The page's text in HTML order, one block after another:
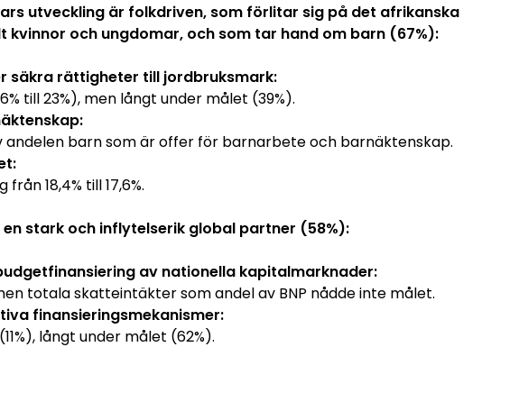
utveckling är folkdriven, som förlitar sig på det afrikanska
kvinnor och ungdomar, och som tar hand om barn (67%):
säkra rättigheter till jordbruksmark:
till 23%), men långt under målet (39%).
andelen barn som är offer för barnarbete och barnäktenskap.
18,4% till 17,6%.
stark och inflytelserik global partner (58%):
av nationella kapitalmarknader:
totala skatteintäkter som andel av BNP nådde inte målet.
finansieringsmekanismer:
långt under målet (62%).